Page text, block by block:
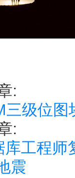
:
三级位图
:
库工程师
震